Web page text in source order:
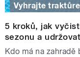
Vyhrajte
5 kroků, jak
sezonu a
Kdo má na zahradě